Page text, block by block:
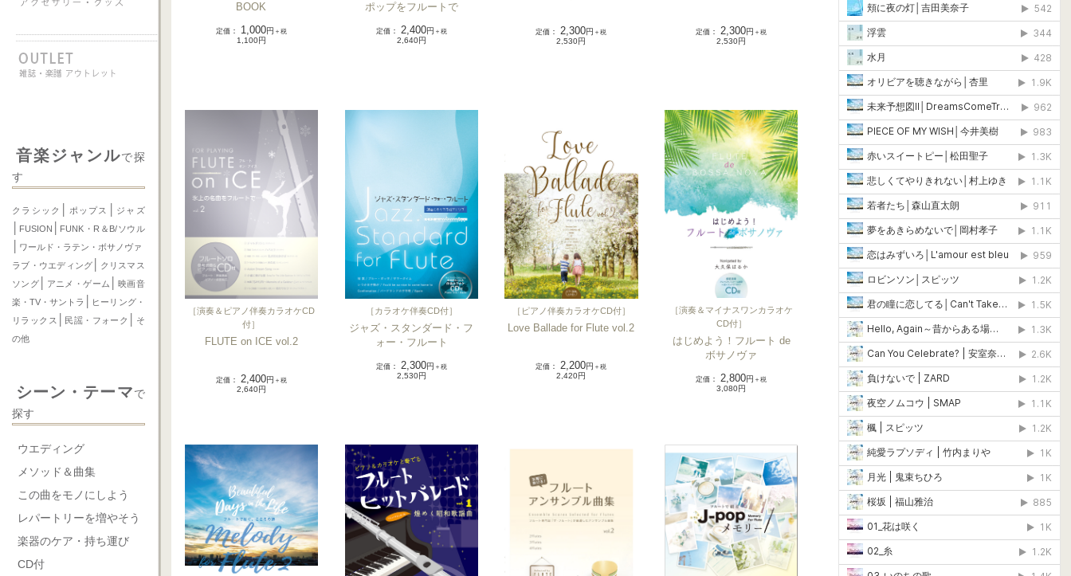
音楽ジャンルで探
す
クラシック ポップス ジャズ
FUSION FUNK・R＆B/ソウル
ワールド・ラテン・ボサノヴァ
ラブ・ウエディング
クリスマス
ソング
アニメ・ゲーム
映画音
楽・TV・サントラ
ヒーリング・
リラックス
民謡・フォーク
そ
の他
シーン・テーマで
探す
ウエディング
メソッド＆曲集
この曲をモノにしよう
レパートリーを増やそう
楽器のケア・持ち運び
CD付
BOOK
定価： 1,000円 ＋税
1,100円
ポップをフルートで
定価： 2,400円 ＋税
2,640円
定価 ： 2,300円 ＋税
2,530円
定価 ： 2,300円 ＋税
2,530円
［演奏＆ピアノ伴奏カラオケCD
付］
FLUTE on ICE vol.2
定価： 2,400円 ＋税
2,640円
［カラオケ伴奏CD付］
ジャズ・スタンダード・フ
ォー・フルート
定価： 2,300円 ＋税
2,530円
［ ピアノ伴奏カラオケCD付］
Love Ballade for Flute vol.2
定価 ： 2,200円 ＋税
2,420円
［演奏＆マイナスワンカラオケ
CD付］
はじめよう！フルート de
ボサノヴァ
定価 ：2,800円 ＋税
3,080円